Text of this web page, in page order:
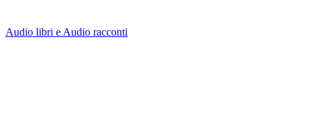
Audio libri e Audio racconti